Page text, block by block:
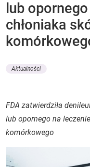
lub
chłoniaka
Aktualności
FDA zatwierdziła
lub opornego na
komórkowego